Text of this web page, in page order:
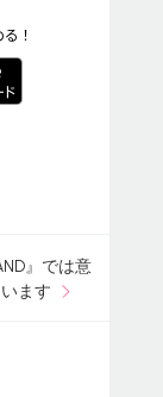
！
』では意
ます